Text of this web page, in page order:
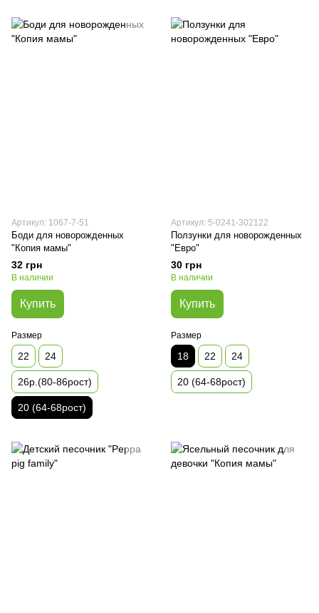
Артикул: 1067-7-51
Боди для новорожденных
"Копия мамы"
32 грн
В наличии
Купить
Размер
22 24
26р.(80-86рост)
20 (64-68рост)
Артикул: 5-0241-302122
Ползунки для новорожденных
"Евро"
30 грн
В наличии
Купить
Размер
18 22 24
20 (64-68рост)